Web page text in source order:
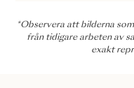
*Observera att bilderna
från tidigare arbeten av
exakt